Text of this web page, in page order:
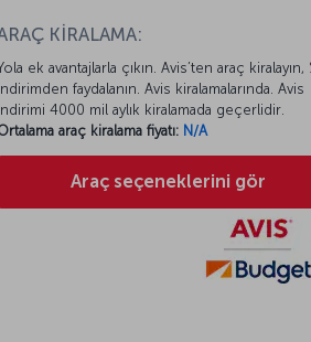
KİRALAMA:
ek avantajlarla çıkın. Avis’ten araç kiralayın,
faydalanın. Avis kiralamalarında. Avis
4000 mil aylık kiralamada geçerlidir.
araç kiralama fiyatı: N/A
Araç seçeneklerini gör